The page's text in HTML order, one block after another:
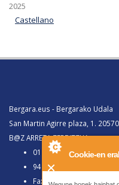
Cookie-en
2025
Castellano
Bergara.eus - Bergarako Udala
San Martin Agirre plaza, 1.
B@Z ARRETA ZERBITZUA:
010, Bergaratik deituz
943 77 91 00, Bergaraz
Faxa 943 77 91 63